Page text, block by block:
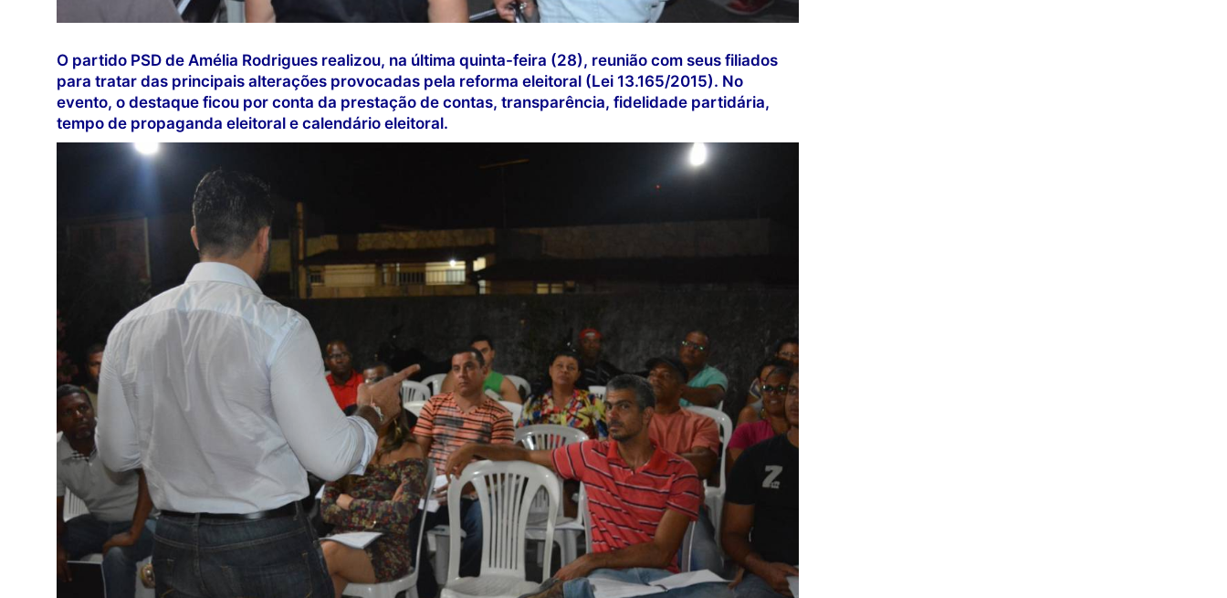
O partido PSD de Amélia Rodrigues realizou, na última quinta-feira (28), reunião com seus filiados
para tratar das principais alterações provocadas pela reforma eleitoral (Lei 13.165/2015). No
evento, o destaque ficou por conta da prestação de contas, transparência, fidelidade partidária,
tempo de propaganda eleitoral e calendário eleitoral.